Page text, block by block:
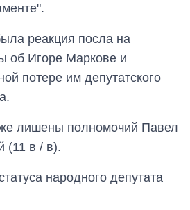
реакция посла на
об Игоре Маркове и
потере им депутатского
лишены полномочий Павел
(11 в / в).
народного депутата